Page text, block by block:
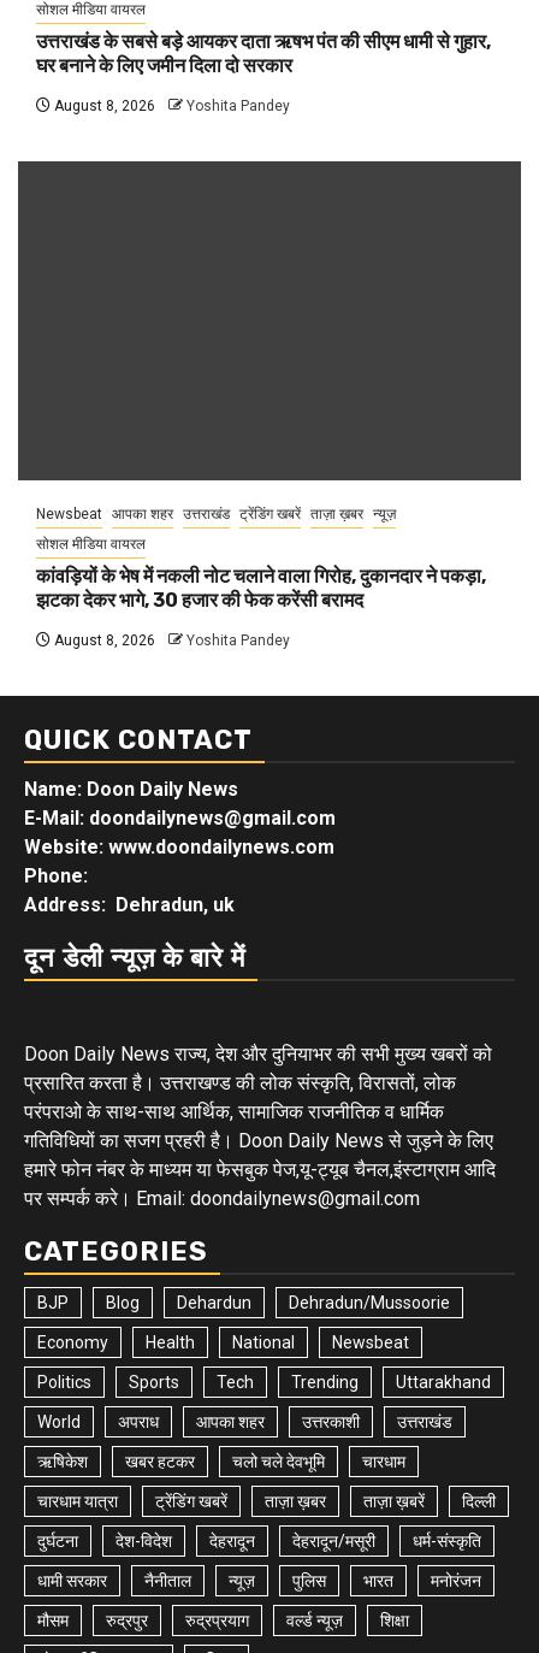
सोशल मीडिया वायरल
उत्तराखंड के सबसे बड़े आयकर दाता ऋषभ पंत की सीएम धामी से गुहार,
घर बनाने के लिए जमीन दिला दो सरकार
August 8, 2026 Yoshita Pandey
Newsbeat आपका शहर उत्तराखंड ट्रेंडिंग खबरें ताज़ा ख़बर न्यूज़
सोशल मीडिया वायरल
कांवड़ियों के भेष में नकली नोट चलाने वाला गिरोह, दुकानदार ने पकड़ा,
झटका देकर भागे, 30 हजार की फेक करेंसी बरामद
August 8, 2026 Yoshita Pandey
QUICK CONTACT
Name: Doon Daily News
E-Mail: doondailynews@gmail.com
Website: www.doondailynews.com
Phone:
Address: Dehradun, uk
दून डेली न्यूज़ के बारे में
Doon Daily News राज्य, देश और दुनियाभर की सभी मुख्य खबरों को
प्रसारित करता है। उत्तराखण्ड की लोक संस्कृति, विरासतों, लोक
परंपराओ के साथ-साथ आर्थिक, सामाजिक राजनीतिक व धार्मिक
गतिविधियों का सजग प्रहरी है। Doon Daily News से जुड़ने के लिए
हमारे फोन नंबर के माध्यम या फेसबुक पेज,यू-ट्यूब चैनल,इंस्टाग्राम आदि
पर सम्पर्क करे। Email: doondailynews@gmail.com
CATEGORIES
BJP Blog Dehardun Dehradun/Mussoorie
Economy Health National Newsbeat
Politics Sports Tech Trending Uttarakhand
World अपराध आपका शहर उत्तरकाशी उत्तराखंड
ऋषिकेश खबर हटकर चलो चले देवभूमि चारधाम
चारधाम यात्रा ट्रेंडिंग खबरें ताज़ा ख़बर ताज़ा ख़बरें दिल्ली
दुर्घटना देश-विदेश देहरादून देहरादून/मसूरी धर्म-संस्कृति
धामी सरकार नैनीताल न्यूज़ पुलिस भारत मनोरंजन
मौसम रुद्रपुर रुद्रप्रयाग वर्ल्ड न्यूज़ शिक्षा